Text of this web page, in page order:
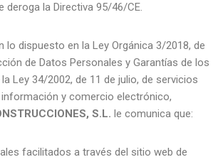
deroga la Directiva 95/46/CE.
lo dispuesto en la Ley Orgánica 3/2018, de
de Datos Personales y Garantías de los
Ley 34/2002, de 11 de julio, de servicios
y comercio electrónico,
S.L. le comunica que:
facilitados a través del sitio web de